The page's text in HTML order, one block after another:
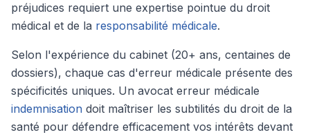
préjudices requiert une expertise pointue du droit
médical et de la responsabilité médicale.
Selon l'expérience du cabinet (20+ ans, centaines de
dossiers), chaque cas d'erreur médicale présente des
spécificités uniques. Un avocat erreur médicale
indemnisation doit maîtriser les subtilités du droit de la
santé pour défendre efficacement vos intérêts devant